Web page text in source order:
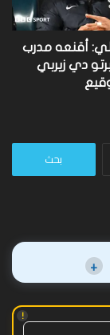
أقنعه مدرب
دي زيربي
البحث
+
!